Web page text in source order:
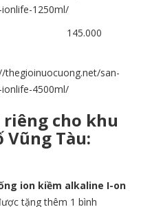
1250ml/
lít 145.000
thegioinuocuong.net/san-
4500ml/
cho khu
Tàu:
ion kiềm alkaline I-on
tặng thêm 1 bình